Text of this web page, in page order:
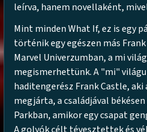
leírva, hanem novellaként,
Mint minden What If, ez is egy
történik egy egészen más
Marvel Univerzumban, a mi
megismerhettünk. A "mi"
haditengerész Frank Castle,
megjárta, a családjával
Parkban, amikor egy csapat